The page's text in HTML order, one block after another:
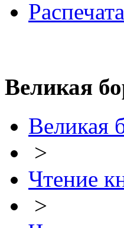
Великая
Великая
>
Чтение
>